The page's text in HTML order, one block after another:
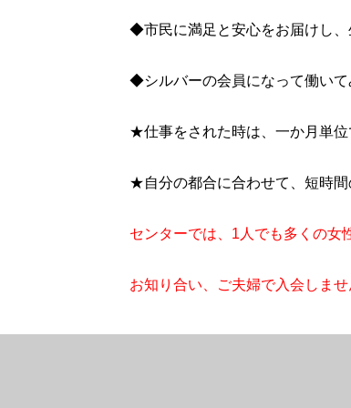
◆市民に満足と安心をお届けし
◆シルバーの会員になって働いて
★仕事をされた時は、一か月単
★自分の都合に合わせて、短時
センターでは、1人でも多くの女
お知り合い、ご夫婦で入会しませ